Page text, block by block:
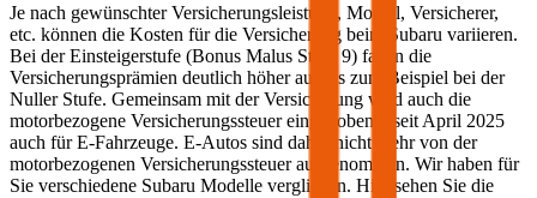
Je nach gewünschter Versicherungsleistung, Modell, Versicherer,
etc. können die Kosten für die Versicherung beim
Subaru variieren.
Bei der Einsteigerstufe (Bonus Malus Stufe 9) fallen die
Versicherungsprämien deutlich höher aus als zum Beispiel bei der
Nuller Stufe. Gemeinsam mit der Versicherung wird auch die
motorbezogene Versicherungssteuer eingehoben – seit April 2025
auch für E-Fahrzeuge. E-Autos sind daher nicht mehr von der
motorbezogenen Versicherungssteuer ausgenommen. Wir haben für
Sie verschiedene Subaru Modelle verglichen. Hier sehen Sie die